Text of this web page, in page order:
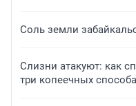
Соль земли
Слизни атакуют: как
три копеечных способа